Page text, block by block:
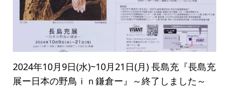
2024年10月9日(水)~10月21日(月) 長島充『長島充
展ー日本の野鳥ｉｎ鎌倉ー』～終了しました～